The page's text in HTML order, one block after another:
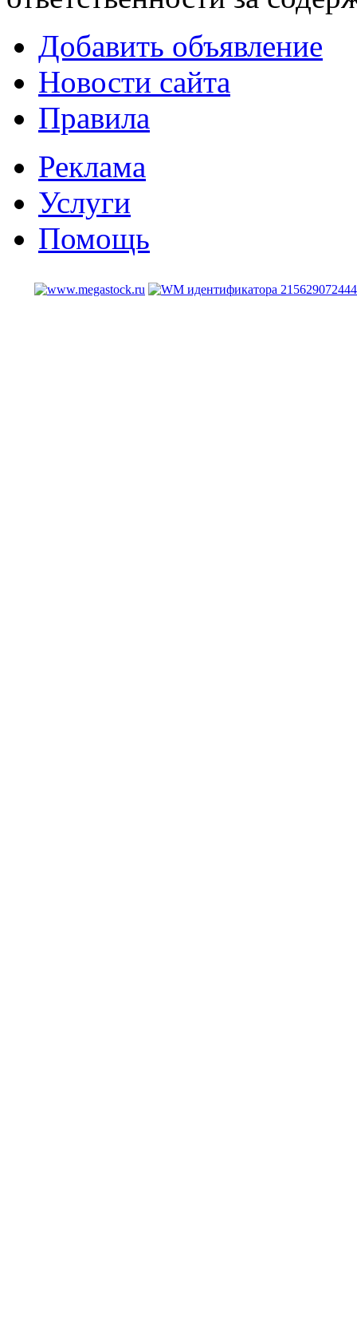
Добавить объявление
Новости сайта
Правила
Реклама
Услуги
Помощь